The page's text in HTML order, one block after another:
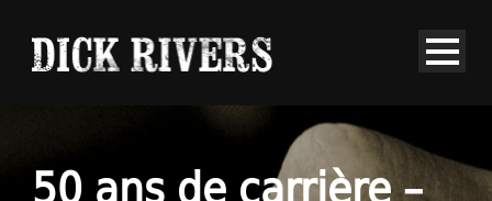
50 ans de carrière –